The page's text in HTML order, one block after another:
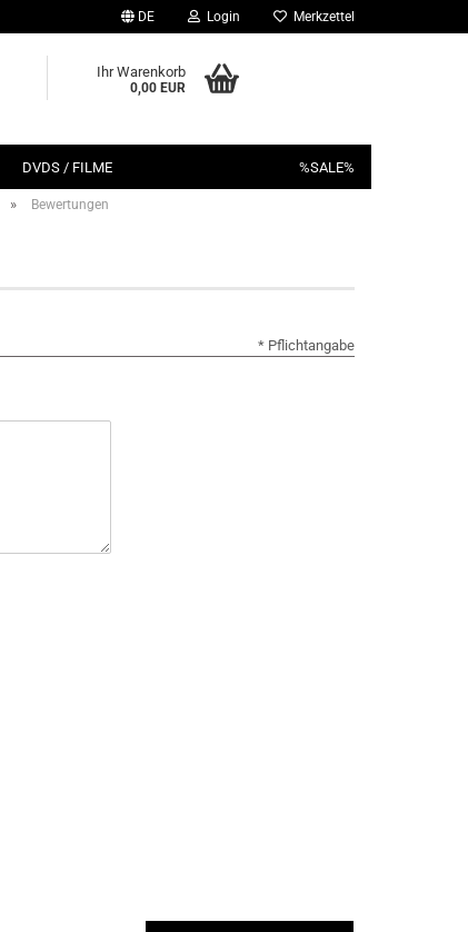
DE Login Merkzettel
Ihr Warenkorb
0,00 EUR
DVDS / FILME %SALE%
» Bewertungen
* Pflichtangabe